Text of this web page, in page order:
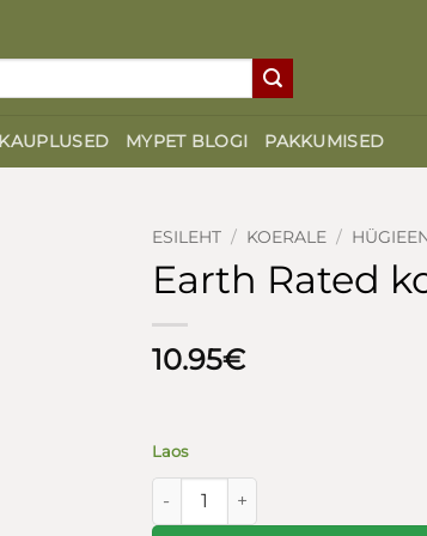
KAUPLUSED MYPET BLOGI PAKKUMISED
ESILEHT / KOERALE /
Earth Rated
10.95€
Laos
Earth Rated koera kakakotid 8